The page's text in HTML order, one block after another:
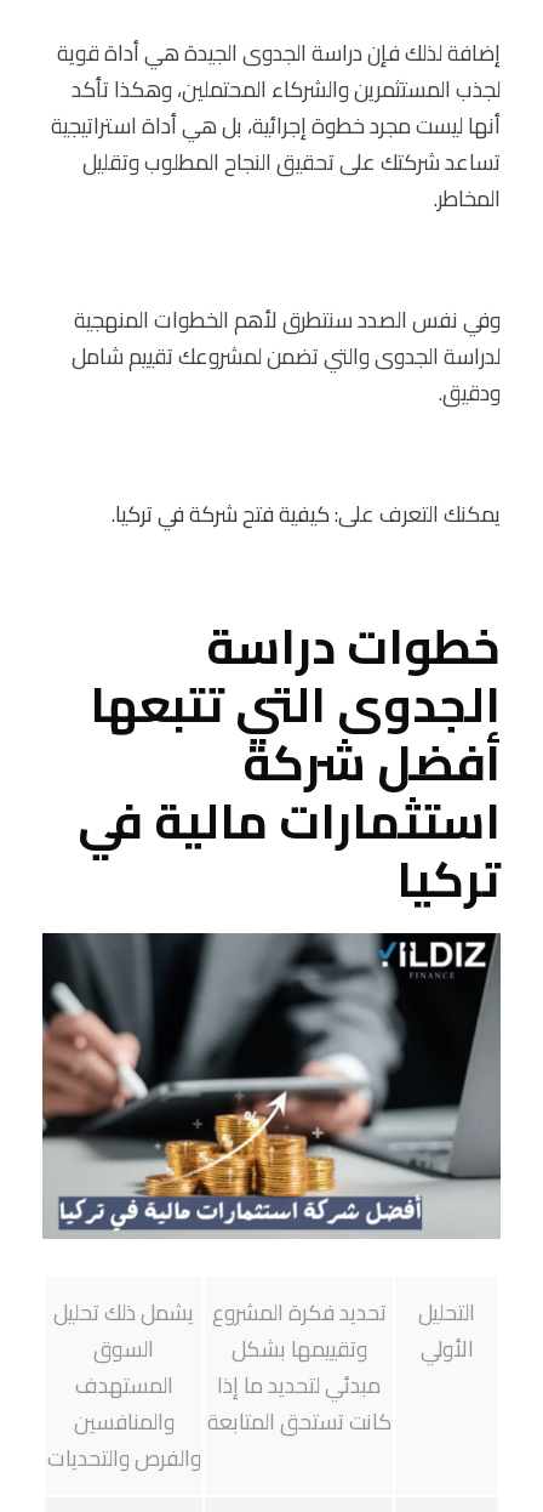
إضافة لذلك فإن دراسة الجدوى الجيدة هي أداة قوية
لجذب المستثمرين والشركاء المحتملين، وهكذا تأكد
أنها ليست مجرد خطوة إجرائية، بل هي أداة استراتيجية
تساعد شركتك على تحقيق النجاح المطلوب وتقليل
المخاطر.
وفي نفس الصدد سنتطرق لأهم الخطوات المنهجية
لدراسة الجدوى والتي تضمن لمشروعك تقييم شامل
ودقيق.
يمكنك التعرف على:كيفية فتح شركة في تركيا.
خطوات دراسة
الجدوى التي تتبعها
أفضل شركة
استثمارات مالية في
تركيا
التحليل
الأولي
تحديد فكرة المشروع
وتقييمها بشكل
مبدئي لتحديد ما إذا
كانت تستحق المتابعة
يشمل ذلك تحليل
السوق
المستهدف
والمنافسين
والفرص والتحديات